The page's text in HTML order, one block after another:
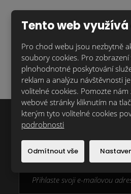
Chcete dostávat
první?
Tento web
Pro chod webu jsou nezbytně
soubory cookies. Pro zobrazení
plnohodnotné poskytování
reklam a analýzu návštěvnosti
volitelné cookies. Pomozte nám
webové stránky kliknutím na
kterým tyto volitelné cookies
podrobnosti
Odmítnout vše